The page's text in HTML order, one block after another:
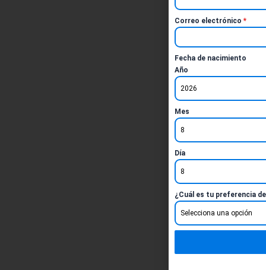
Correo electrónico *
Fecha de nacimiento
Año
2026
Mes
8
Día
8
¿Cuál es tu preferencia
Selecciona una opción